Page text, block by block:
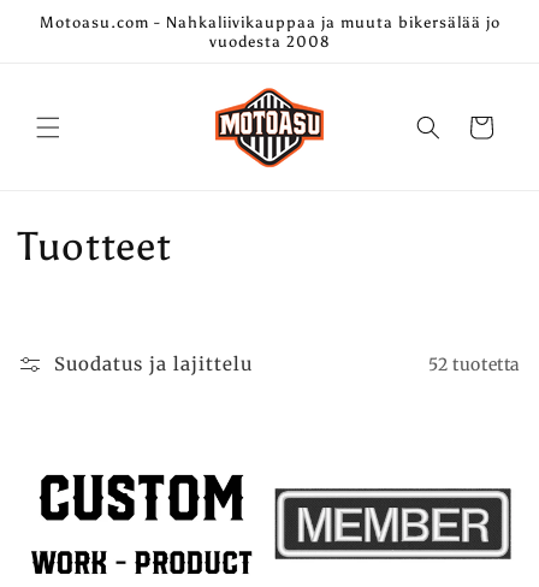
siirry
Motoasu.com - Nahkaliivikauppaa ja muuta bikersälää jo
vuodesta 2008
Ostoskori
K
k
m
Tuotteet
Suodatus ja lajittelu 52 tuotetta